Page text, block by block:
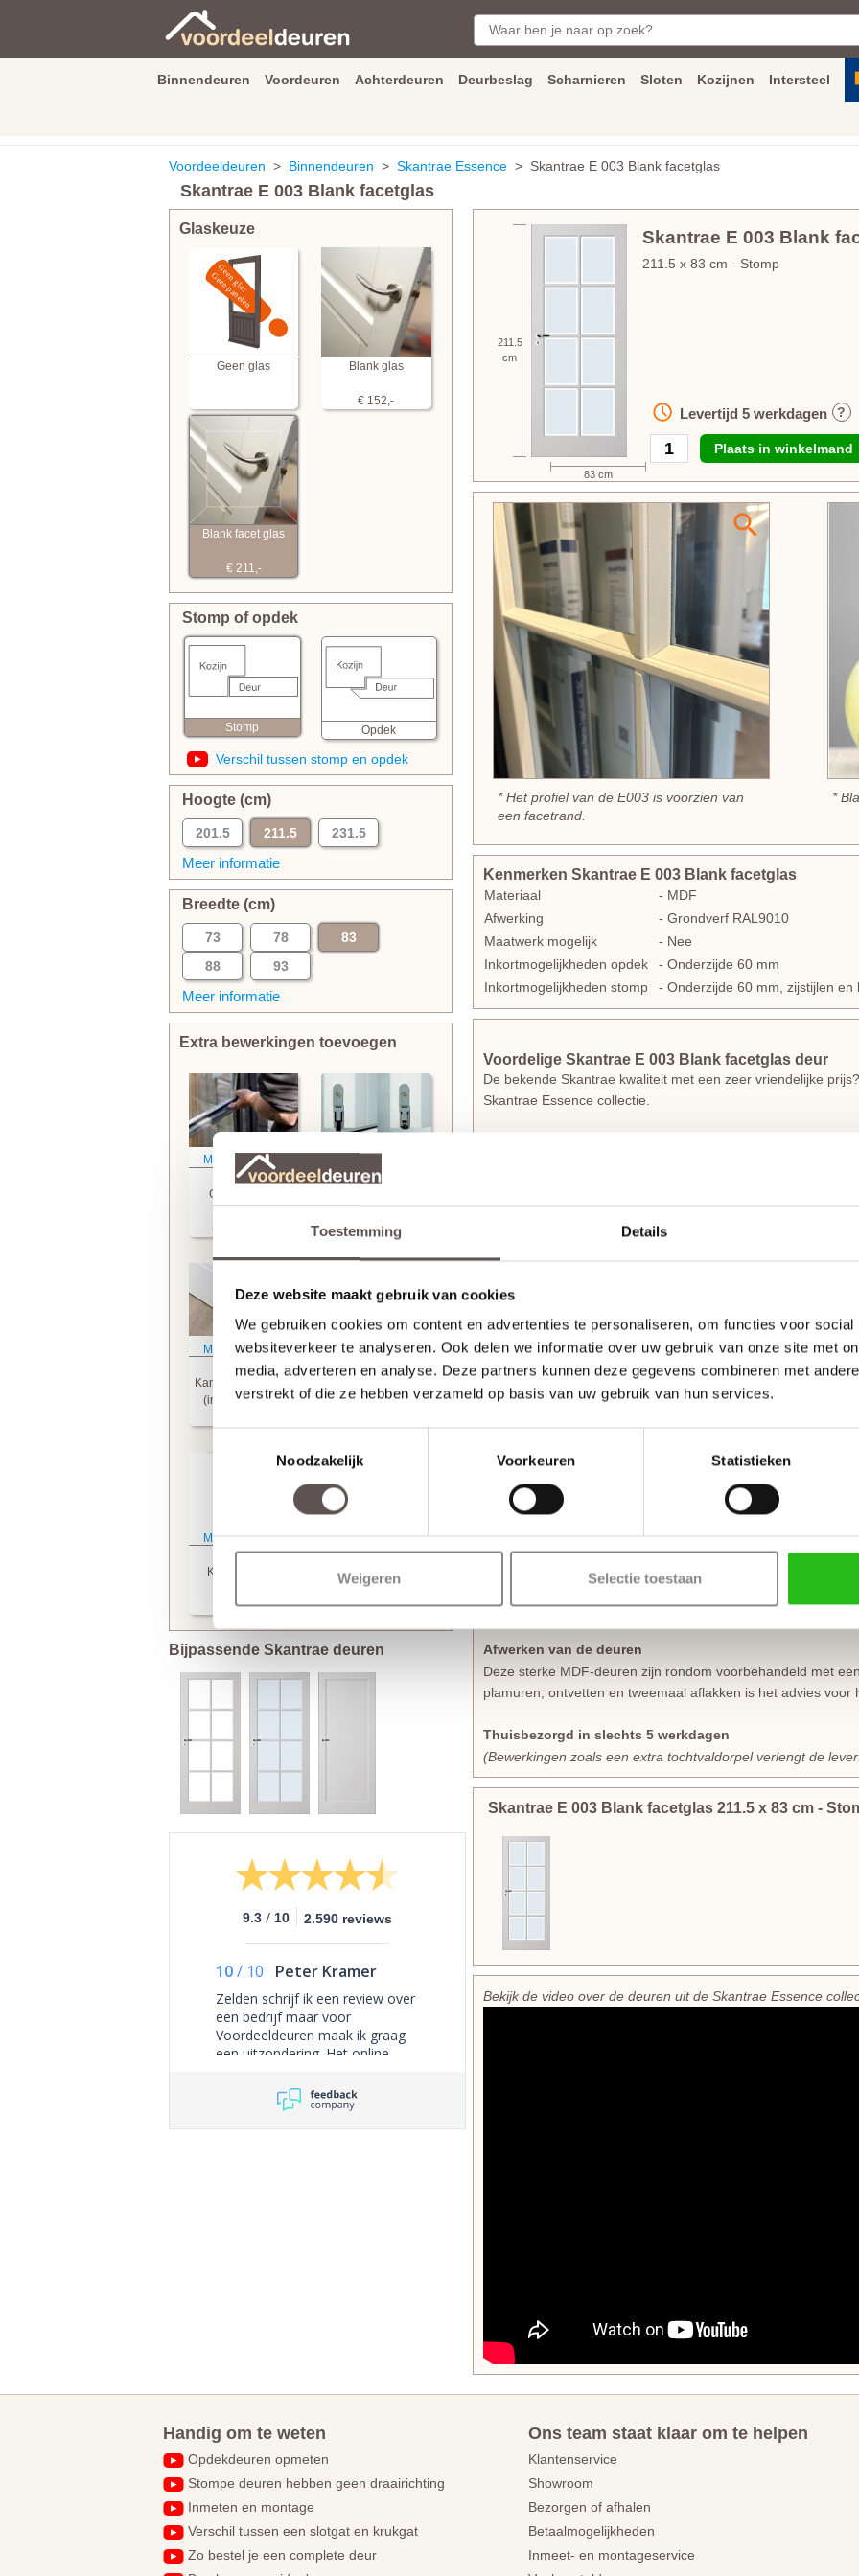
Toestemming Details
Deze website maakt gebruik van cookies
We gebruiken cookies om content en advertenties te personaliseren, om functies voor social
websiteverkeer te analyseren. Ook delen we informatie over uw gebruik van onze site met
media, adverteren en analyse. Deze partners kunnen deze gegevens combineren met
verstrekt of die ze hebben verzameld op basis van uw gebruik van hun services.
Noodzakelijk
Voorkeuren Statistieken
Weigeren Selectie toestaan
Binnendeuren Voordeuren Achterdeuren Deurbeslag Scharnieren Sloten Kozijnen Intersteel
Voordeeldeuren > Binnendeuren > Skantrae Essence > Skantrae E 003 Blank facetglas
Skantrae E 003 Blank facetglas
Glaskeuze
Geen glas Blank glas
€ 152,-
Blank facet glas
€ 211,-
Stomp of opdek
Stomp Opdek
Verschil tussen stomp en opdek
Hoogte (cm)
201.5 211.5
231.5
Meer informatie
Breedte (cm)
73 78
83
88
93
Meer informatie
Extra bewerkingen toevoegen
Meer informatie
Skantrae
Glasmontage
(+ € 106.50)
Skantrae
(+ € 99.95)
Meer informatie
Skantrae
Kantschuifsysteem
(incl. frezingen)
Meer informatie
Skantrae
Scharnierinkrozingen
Meer informatie
Skantrae
Krukgatboring
(+ € 20.00)
Bijpassende Skantrae deuren
9.3 / 10 2.590 reviews
10/ 10 Peter Kramer
Zelden schrijf ik een review over
een bedrijf maar voor
Voordeeldeuren maak ik graag
een uitzondering. Het online
probleemloos waarbij men een
kleine aanbetaling vraagt en de
deuren bij levering worden
211.5
cm
Skantrae E 003 Blank
211.5 x 83 cm - Stomp
Plaats in winkelmand
Levertijd 5werkdagen ?
83 cm
* Het profiel van de E003 is voorzien van
een facetrand.
*
Kenmerken Skantrae E 003 Blank facetglas
Materiaal
- MDF
Afwerking
- Grondverf RAL9010
Maatwerk mogelijk
- Nee
Inkortmogelijkheden opdek
- Onderzijde 60 mm
Inkortmogelijkheden stomp
- Onderzijde 60 mm, zijstijlen en
Voordelige Skantrae E 003 Blank facetglas deur
De bekende Skantrae kwaliteit met een zeer vriendelijke
Skantrae Essence collectie.
Deze Skantrae binnendeur is voorzien van 8 glasopeningen
roedes. Dit zorgt niet alleen voor een tijdloze uitstraling in
collectie van geweldige
De zijstijlen inclusief facetprofiel van de Skantrae deur zijn
Binnendeuren uit deze
De massieve Skantrae E 003 Blank facetglas deuren
eenslotgat op standaard hoogte. In dit slotgat past een
direct voorzien van boringen om depaumelle scharnieren
Bestel je eenopdekdeur is het wel belangrijk dat je de juiste
Zelf passend maken of op maat bestellen
Stompe Skantrae E 003 Blank facetglas deuren zijn aan
Een opdekdeur is door de opdekranden alleen aan de
De garantie van 7 jaar blijft van kracht binnen deze
Afwerken van de deuren
Deze sterke MDF-deuren zijn rondom voorbehandeld met
plamuren, ontvetten en tweemaal aflakken is het advies voor
Thuisbezorgd in slechts 5 werkdagen
(Bewerkingen zoals een extra tochtvaldorpel verlengt de
Skantrae E 003 Blank facetglas 211.5 x 83 cm -
Bekijk de video over de deuren uit de Skantrae Essence
Handig om te weten
Opdekdeuren opmeten
Stompe deuren hebben geen draairichting
Inmeten en montage
Verschil tussen een slotgat en krukgat
Zo bestel je een complete deur
Ons team staat klaar om te helpen
Klantenservice
Showroom
Bezorgen of afhalen
Betaalmogelijkheden
Inmeet- en montageservice